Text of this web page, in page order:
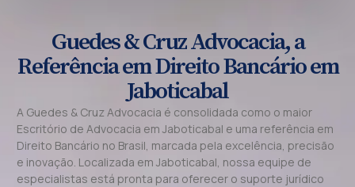
Guedes & Cruz Advocacia, a
Referência em Direito Bancário em
Jaboticabal
A Guedes & Cruz Advocacia é consolidada como o maior
Escritório de Advocacia em Jaboticabal e uma referência em
Direito Bancário no Brasil, marcada pela excelência, precisão
e inovação. Localizada em Jaboticabal, nossa equipe de
especialistas está pronta para oferecer o suporte jurídico